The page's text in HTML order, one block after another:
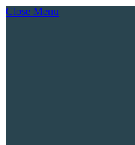
Close Menu